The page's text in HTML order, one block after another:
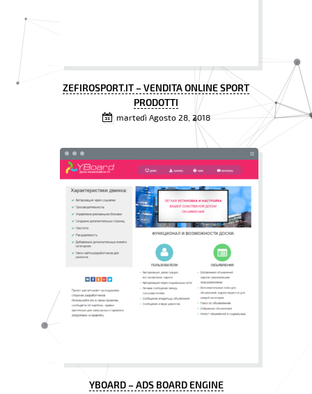
ZEFIROSPORT.IT – VENDITA ONLINE SPORT
PRODOTTI
martedì Agosto 28, 2018
YBOARD – ADS BOARD ENGINE